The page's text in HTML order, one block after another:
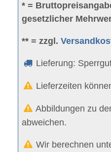
* =
gesetzlicher
** = zzgl.
Lieferung:
Lieferzeiten
Abbildungen zu
abweichen.
Wir berechnen